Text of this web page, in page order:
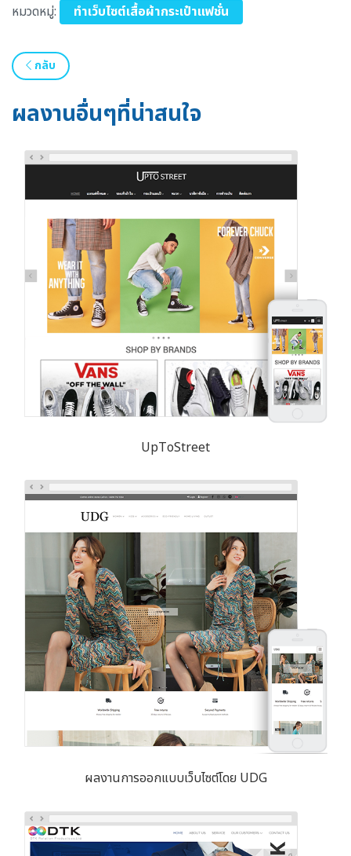
หมวดหมู่: ทำเว็บไซต์เสื้อผ้ากระเป๋าแฟชั่น
กลับ
ผลงานอื่นๆที่น่าสนใจ
UpToStreet
ผลงานการออกแบบเว็บไซต์โดย UDG